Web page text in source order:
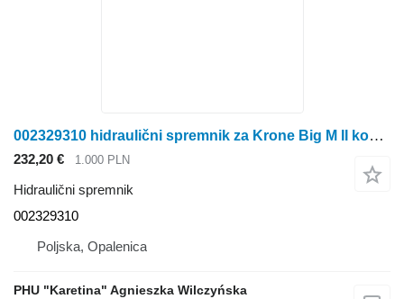
002329310 hidraulični spremnik za Krone Big M II kosilice
232,20 € 1.000 PLN
Hidraulični spremnik
002329310
Poljska, Opalenica
PHU "Karetina" Agnieszka Wilczyńska